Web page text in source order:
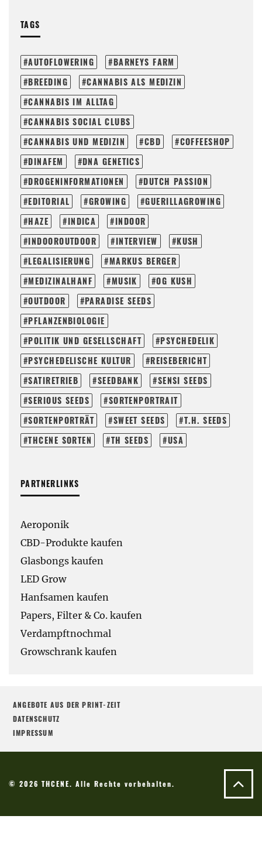
TAGS
AUTOFLOWERING
BARNEYS FARM
BREEDING
CANNABIS ALS MEDIZIN
CANNABIS IM ALLTAG
CANNABIS SOCIAL CLUBS
CANNABIS UND MEDIZIN
CBD
COFFEESHOP
DINAFEM
DNA GENETICS
DROGENINFORMATIONEN
DUTCH PASSION
EDITORIAL
GROWING
GUERILLAGROWING
HAZE
INDICA
INDOOR
INDOOROUTDOOR
INTERVIEW
KUSH
LEGALISIERUNG
MARKUS BERGER
MEDIZINALHANF
MUSIK
OG KUSH
OUTDOOR
PARADISE SEEDS
PFLANZENBIOLOGIE
POLITIK UND GESELLSCHAFT
PSYCHEDELIK
PSYCHEDELISCHE KULTUR
REISEBERICHT
SATIRETRIEB
SEEDBANK
SENSI SEEDS
SERIOUS SEEDS
SORTENPORTRAIT
SORTENPORTRÄT
SWEET SEEDS
T.H. SEEDS
THCENE SORTEN
TH SEEDS USA
PARTNERLINKS
Aeroponik
CBD-Produkte kaufen
Glasbongs kaufen
LED Grow
Hanfsamen kaufen
Papers, Filter & Co. kaufen
Verdampftnochmal
Growschrank kaufen
ANGEBOTE AUS DER PRINT-ZEIT
DATENSCHUTZ
IMPRESSUM
© 2026 THCENE. Alle Rechte vorbehalten.